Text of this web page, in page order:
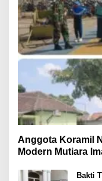
Anggota Koramil
Modern Mutiara
Bakti